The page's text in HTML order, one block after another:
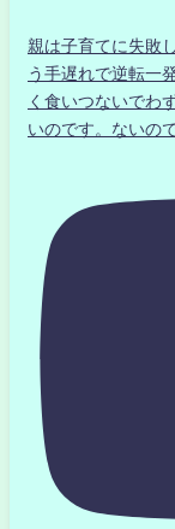
親は子育てに失敗
う手遅れで逆転一
く食いつないでわ
いのです。ないので